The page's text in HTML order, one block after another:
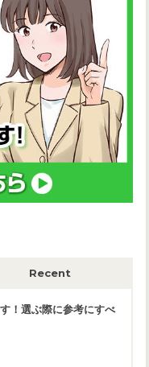
Recent
！選ぶ際に参考にすべ